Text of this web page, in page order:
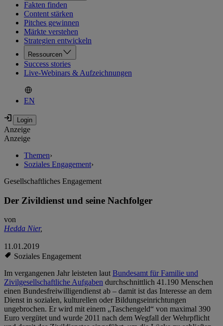
Fakten finden
Content stärken
Pitches gewinnen
Märkte verstehen
Strategien entwickeln
Ressourcen
Success stories
Live-Webinars & Aufzeichnungen
EN
Anzeige
Anzeige
Themen›
Soziales Engagement›
Gesellschaftliches Engagement
Der Zivildienst und seine Nachfolger
von
Hedda Nier,
11.01.2019
Soziales Engagement
Im vergangenen Jahr leisteten lautBundesamt für Familie und
Zivilgesellschaftliche Aufgaben durchschnittlich 41.190 Menschen
einen Bundesfreiwilligendienst ab – damit ist das Interesse an dem
Dienst in sozialen, kulturellen oder Bildungseinrichtungen
ungebrochen. Er wird mit einem „Taschengeld“ von maximal 390
Euro vergütet und wurde 2011 nach dem Wegfall der Wehrpflicht